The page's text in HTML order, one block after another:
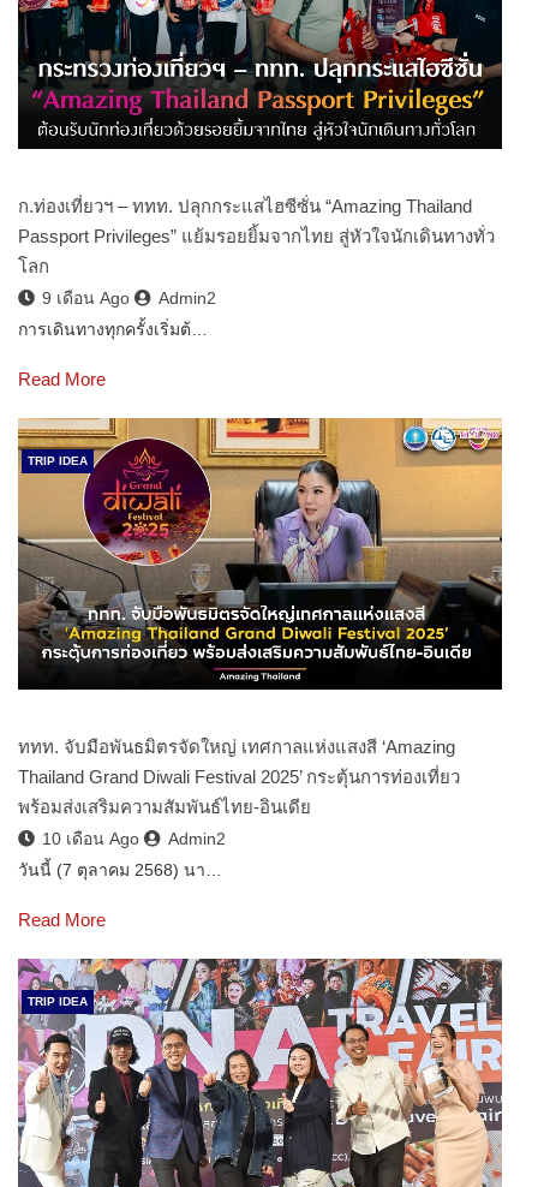
ก.ท่องเที่ยวฯ – ททท. ปลุกกระแสไฮซีซั่น “Amazing Thailand
Passport Privileges” แย้มรอยยิ้มจากไทย สู่หัวใจนักเดินทางทั่ว
โลก
9 เดือน Ago
Admin2
การเดินทางทุกครั้งเริ่มต้…
Read More
TRIP IDEA
ททท. จับมือพันธมิตรจัดใหญ่ เทศกาลแห่งแสงสี ‘Amazing
Thailand Grand Diwali Festival 2025’ กระตุ้นการท่องเที่ยว
พร้อมส่งเสริมความสัมพันธ์ไทย-อินเดีย
10 เดือน Ago
Admin2
วันนี้ (7 ตุลาคม 2568) นา…
Read More
TRIP IDEA